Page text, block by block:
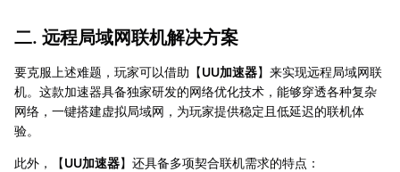
二. 远程局域网联机解决方案
要克服上述难题，玩家可以借助【UU加速器】来实现远程局域网联
机。这款加速器具备独家研发的网络优化技术，能够穿透各种复杂
网络，一键搭建虚拟局域网，为玩家提供稳定且低延迟的联机体
验。
此外，【UU加速器】还具备多项契合联机需求的特点：